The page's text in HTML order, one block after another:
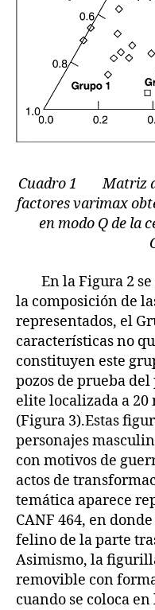
Cuadro 1 Matriz
factores varimax
en modo Q de la
En la Figura 2 se
la composición de
representados, el
características no
constituyen este
pozos de prueba
elite localizada a 20
(Figura 3).Estas
personajes
con motivos de
actos de
temática aparece
CANF 464, en
felino de la parte
Asimismo, la
removible con
cuando se coloca